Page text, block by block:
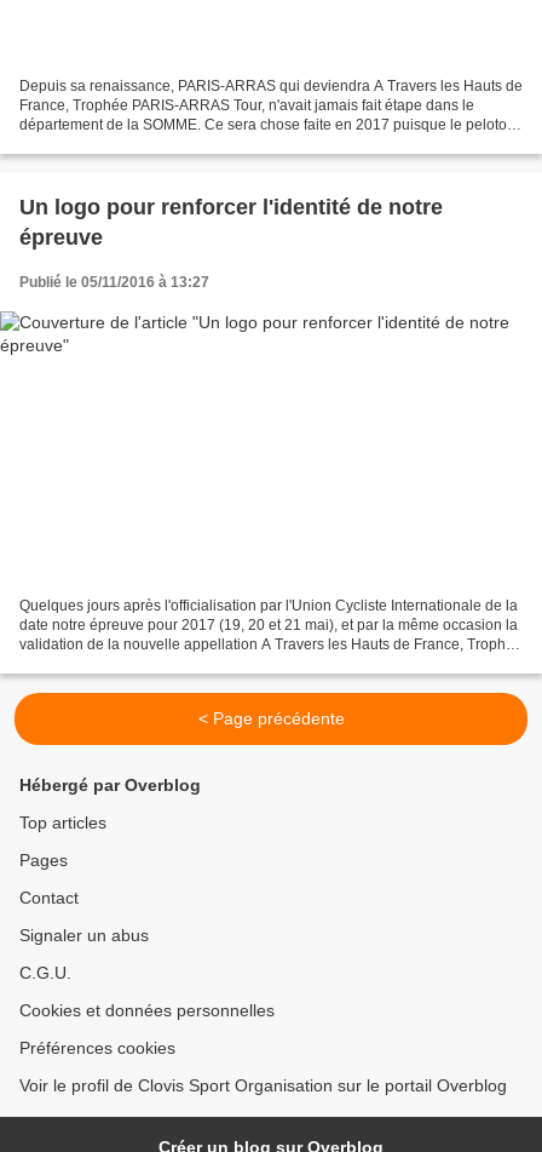
Depuis sa renaissance, PARIS-ARRAS qui deviendra A Travers les Hauts de
France, Trophée PARIS-ARRAS Tour, n'avait jamais fait étape dans le
département de la SOMME. Ce sera chose faite en 2017 puisque le peloton
Un logo pour renforcer l'identité de notre
épreuve
Publié le 05/11/2016 à 13:27
Quelques jours après l'officialisation par l'Union Cycliste Internationale de la
date notre épreuve pour 2017 (19, 20 et 21 mai), et par la même occasion la
validation de la nouvelle appellation A Travers les Hauts de France, Trophée
< Page précédente
Hébergé par Overblog
Top articles
Pages
Contact
Signaler un abus
C.G.U.
Cookies et données personnelles
Préférences cookies
Voir le profil de Clovis Sport Organisation sur le portail Overblog
Créer un blog sur Overblog